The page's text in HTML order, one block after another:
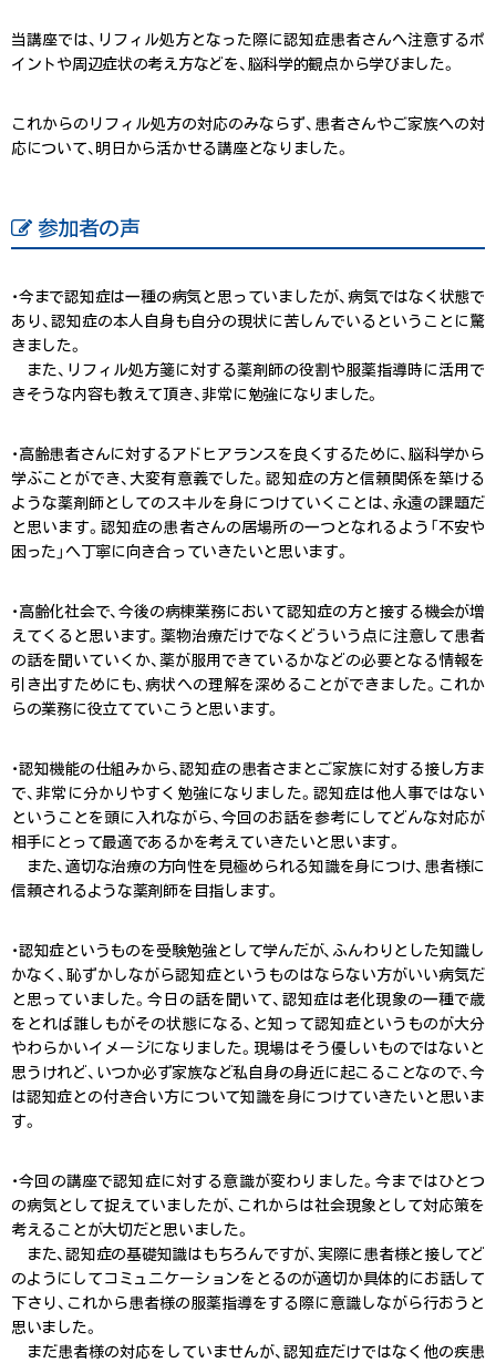
当講座では、リフィル処方となった際に認知症患者さんへ注意するポ
イントや周辺症状の考え方などを、脳科学的観点から学びました。
これからのリフィル処方の対応のみならず、患者さんやご家族への対
応について、明日から活かせる講座となりました。
参加者の声
・今まで認知症は一種の病気と思っていましたが、病気ではなく状態で
あり、認知症の本人自身も自分の現状に苦しんでいるということに驚
きました。
また、リフィル処方箋に対する薬剤師の役割や服薬指導時に活用で
きそうな内容も教えて頂き、非常に勉強になりました。
・高齢患者さんに対するアドヒアランスを良くするために、脳科学から
学ぶことができ、大変有意義でした。認知症の方と信頼関係を築ける
ような薬剤師としてのスキルを身につけていくことは、永遠の課題だ
と思います。認知症の患者さんの居場所の一つとなれるよう「不安や
困った」へ丁寧に向き合っていきたいと思います。
・高齢化社会で、今後の病棟業務において認知症の方と接する機会が増
えてくると思います。薬物治療だけでなくどういう点に注意して患者
の話を聞いていくか、薬が服用できているかなどの必要となる情報を
引き出すためにも、病状への理解を深めることができました。これか
らの業務に役立てていこうと思います。
・認知機能の仕組みから、認知症の患者さまとご家族に対する接し方ま
で、非常に分かりやすく勉強になりました。認知症は他人事ではない
ということを頭に入れながら、今回のお話を参考にしてどんな対応が
相手にとって最適であるかを考えていきたいと思います。
また、適切な治療の方向性を見極められる知識を身につけ、患者様に
信頼されるような薬剤師を目指します。
・認知症というものを受験勉強として学んだが、ふんわりとした知識し
かなく、恥ずかしながら認知症というものはならない方がいい病気だ
と思っていました。今日の話を聞いて、認知症は老化現象の一種で歳
をとれば誰しもがその状態になる、と知って認知症というものが大分
やわらかいイメージになりました。現場はそう優しいものではないと
思うけれど、いつか必ず家族など私自身の身近に起こることなので、今
は認知症との付き合い方について知識を身につけていきたいと思いま
す。
・今回の講座で認知症に対する意識が変わりました。今まではひとつ
の病気として捉えていましたが、これからは社会現象として対応策を
考えることが大切だと思いました。
また、認知症の基礎知識はもちろんですが、実際に患者様と接してど
のようにしてコミュニケーションをとるのが適切か具体的にお話して
下さり、これから患者様の服薬指導をする際に意識しながら行おうと
思いました。
まだ患者様の対応をしていませんが、認知症だけではなく他の疾患